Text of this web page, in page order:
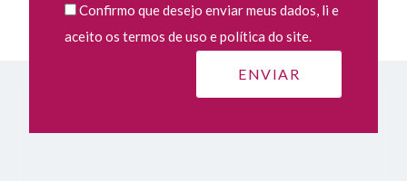
Confirmo que desejo enviar meus dados, li e
aceito os termos de uso e política do site.